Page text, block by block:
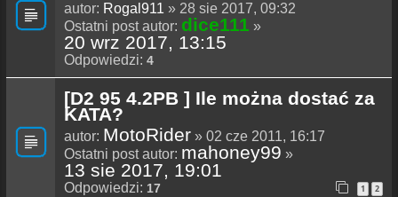
autor: Rogal911 » 28 sie 2017, 09:32
Ostatni post autor: dice111 »
20 wrz 2017, 13:15
Odpowiedzi: 4
[D2 95 4.2PB ] Ile można dostać za
KATA?
autor: MotoRider » 02 cze 2011, 16:17
Ostatni post autor: mahoney99 »
13 sie 2017, 19:01
Odpowiedzi: 17 1 2